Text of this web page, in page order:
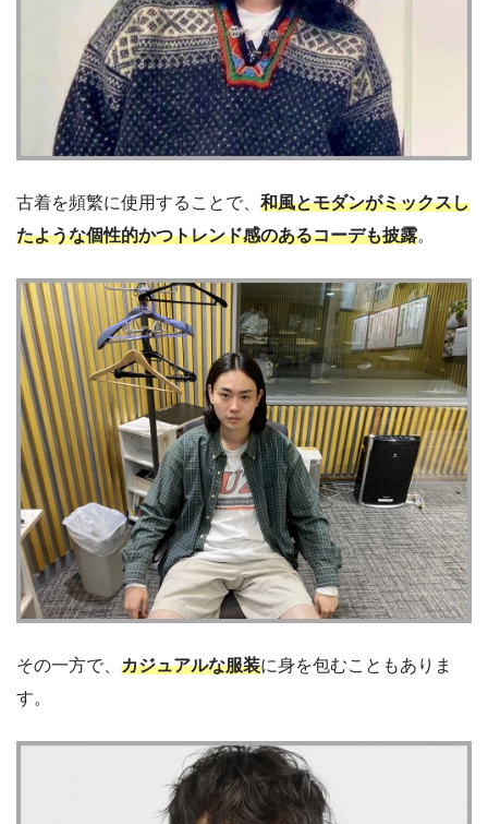
古着を頻繁に使用することで、 和風とモダンがミックスし
たような個性的かつトレンド感のあるコーデも披露。
その一方で、 カジュアルな服装に身を包むこともありま
す。